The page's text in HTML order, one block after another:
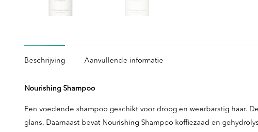
Beschrijving Aanvullende informatie
Nourishing Shampoo
Een voedende shampoo geschikt voor droog en weerbarstig haar.
glans. Daarnaast bevat Nourishing Shampoo koffiezaad en